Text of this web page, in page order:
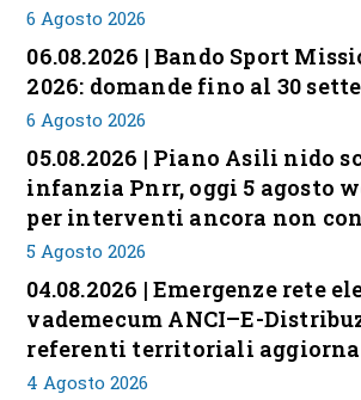
6 Agosto 2026
06.08.2026 | Bando Sport
2026: domande fino al 30
6 Agosto 2026
05.08.2026 | Piano Asili nido
infanzia Pnrr, oggi 5 agosto
per interventi ancora non
5 Agosto 2026
04.08.2026 | Emergenze rete
vademecum ANCI–E-
referenti territoriali
4 Agosto 2026